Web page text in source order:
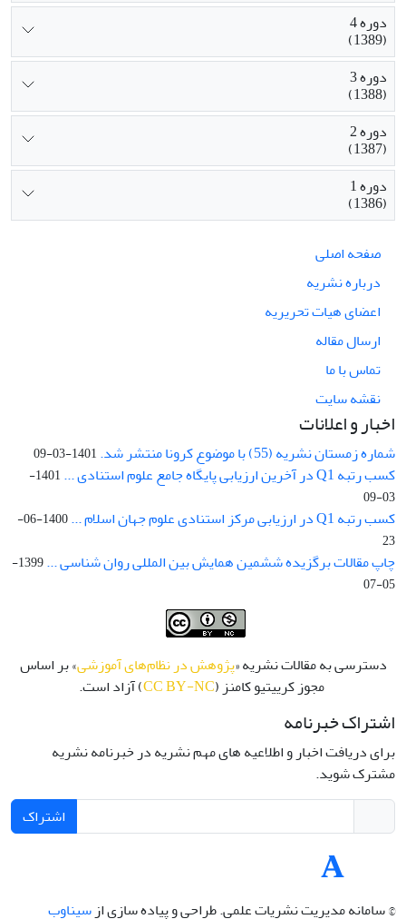
دوره 4
(1389)
دوره 3
(1388)
دوره 2
(1387)
دوره 1
(1386)
صفحه اصلی
درباره نشریه
اعضای هیات تحریریه
ارسال مقاله
تماس با ما
نقشه سایت
اخبار و اعلانات
شماره زمستان نشریه (55) با موضوع کرونا منتشر شد. 1401-03-09
کسب رتبه Q1 در آخرین ارزیابی پایگاه جامع علوم استنادی ...
1401-
03-09
کسب رتبه Q1 در ارزیابی مرکز استنادی علوم جهان اسلام ...
1400-06-
23
چاپ مقالات برگزیده ششمین همایش بین المللی روان شناسی ...
1399-
05-07
دسترسی به مقالات نشریه «پژوهش در نظام‌های آموزشی» بر اساس
مجوز کرییتیو کامنز (CC BY-NC) آزاد است.
اشتراک خبرنامه
برای دریافت اخبار و اطلاعیه های مهم نشریه در خبرنامه نشریه
مشترک شوید.
اشتراک
© سامانه مدیریت نشریات علمی.طراحی و پیاده سازی از سیناوب